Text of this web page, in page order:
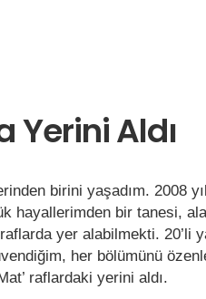
Yerini Aldı
birini yaşadım. 2008
hayallerimden bir tanesi,
yer alabilmekti. 20’li
her bölümünü
raflardaki yerini aldı.